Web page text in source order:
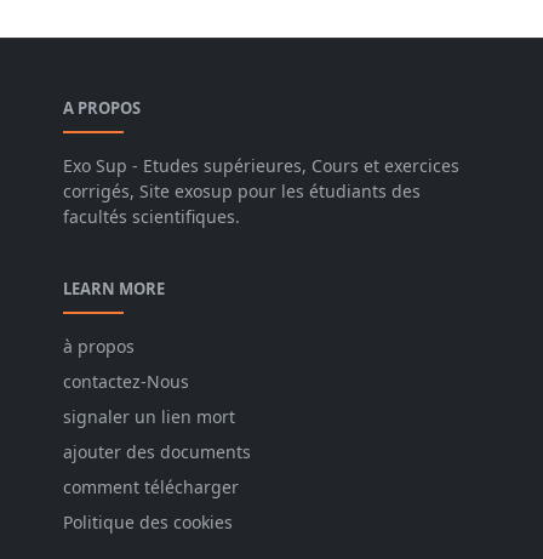
A PROPOS
Exo Sup - Etudes supérieures, Cours et exercices
corrigés, Site exosup pour les étudiants des
facultés scientifiques.
LEARN MORE
à propos
contactez-Nous
signaler un lien mort
ajouter des documents
comment télécharger
Politique des cookies